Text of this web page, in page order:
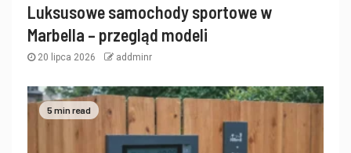
Luksusowe samochody sportowe w
Marbella – przegląd modeli
20 lipca 2026 addminr
5 min read